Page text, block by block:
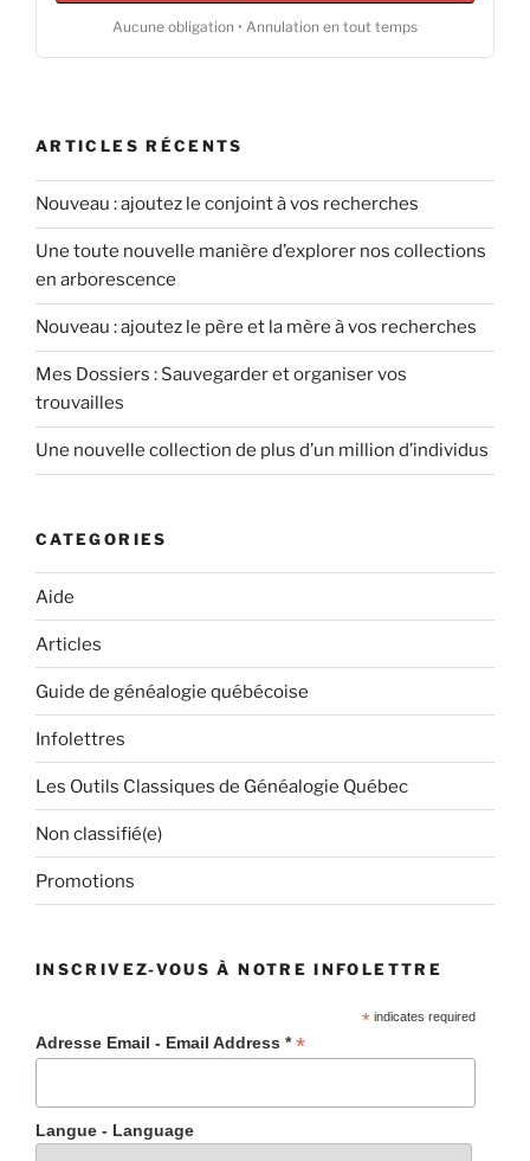
Aucune obligation • Annulation en tout temps
ARTICLES RÉCENTS
Nouveau : ajoutez le conjoint à vos recherches
Une toute nouvelle manière d’explorer nos collections
en arborescence
Nouveau : ajoutez le père et la mère à vos recherches
Mes Dossiers : Sauvegarder et organiser vos
trouvailles
Une nouvelle collection de plus d’un million d’individus
CATEGORIES
Aide
Articles
Guide de généalogie québécoise
Infolettres
Les Outils Classiques de Généalogie Québec
Non classifié(e)
Promotions
INSCRIVEZ-VOUS À NOTRE INFOLETTRE
* indicates required
Adresse Email - Email Address **
Langue - Language